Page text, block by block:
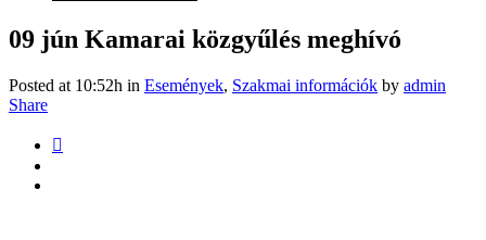
09 jún Kamarai közgyűlés meghívó
Posted at 10:52h in Események, Szakmai információk by admin
Share